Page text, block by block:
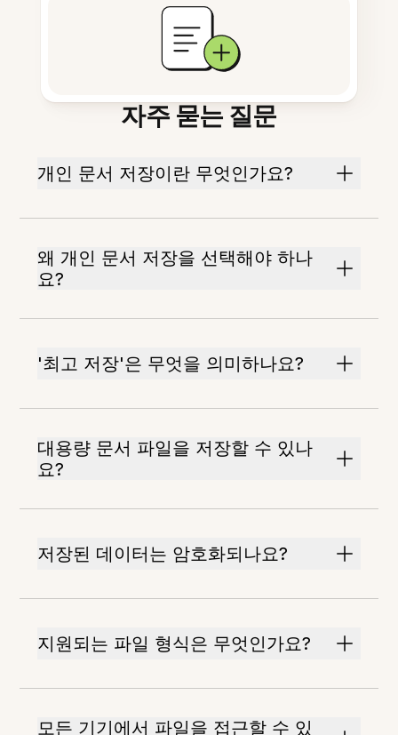
자주 묻는 질문
개인 문서 저장이란 무엇인가요?
왜 개인 문서 저장을 선택해야 하나
요?
'최고 저장'은 무엇을 의미하나요?
대용량 문서 파일을 저장할 수 있나
요?
저장된 데이터는 암호화되나요?
지원되는 파일 형식은 무엇인가요?
모든 기기에서 파일을 접근할 수 있